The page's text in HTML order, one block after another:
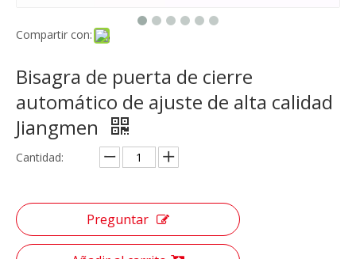
Compartir con:
Bisagra de puerta de cierre
automático de ajuste de alta calidad
Jiangmen
Cantidad:
Preguntar